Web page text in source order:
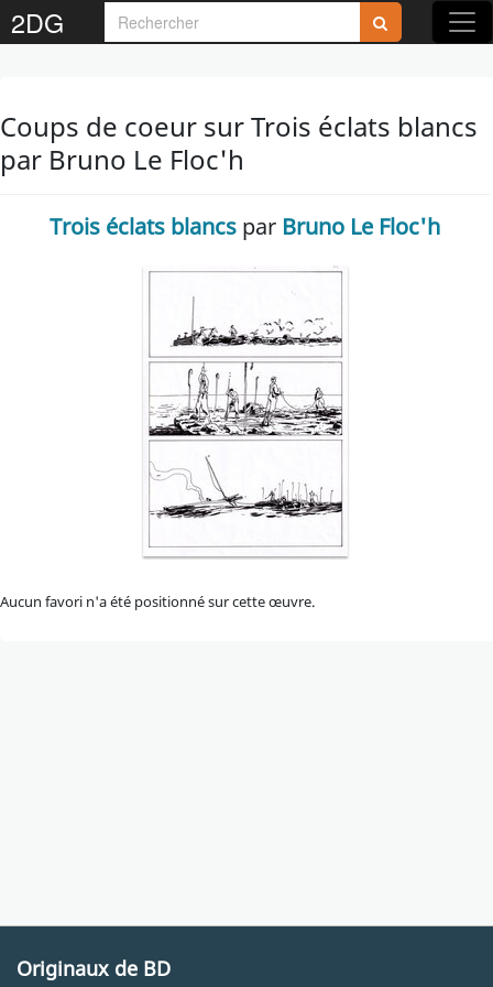
2DG
Coups de coeur sur Trois éclats blancs
par Bruno Le Floc'h
Trois éclats blancs par Bruno Le Floc'h
Aucun favori n'a été positionné sur cette œuvre.
Originaux de BD